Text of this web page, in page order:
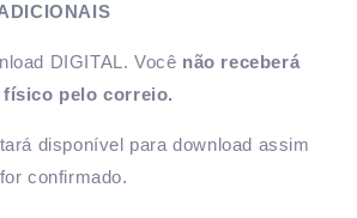
DIGITAL. Você não receberá
físico pelo correio.
disponível para download assim
confirmado.